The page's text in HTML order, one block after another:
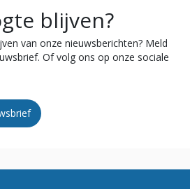
blijven?
van onze nieuwsberichten? Meld
Of volg ons op onze sociale